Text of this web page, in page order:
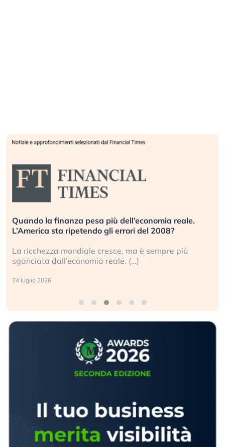
pesa più dell’economia reale.
gli errori del 2008?
cresce, ma è sempre più
reale. (…)
Russia e Cina
investitori stanno
Gli investitori tech